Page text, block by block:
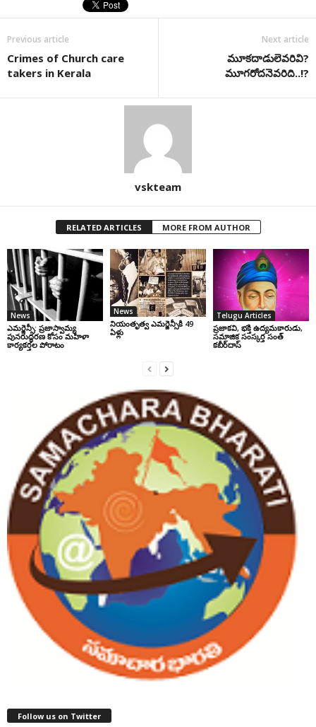
Previous article
Crimes of Church care
takers in Kerala
Next article
మూకదాడులెవరివి?
మూగరోదనెవరిది..!?
vskteam
RELATED ARTICLES MORE FROM AUTHOR
News
ఎమర్జెన్సీ: ప్రజాస్వామ్య
పునరుద్ధరణ కోసం మహిళా
కార్యకర్తల పోరాటం
News
నియంతృత్వ ఎమర్జెన్సీకి 49
ఏళ్లు
Telugu Articles
ప్రజాకవి, భక్తి ఉద్యమకారుడు,
సమాజిక సంస్కర్త సంత్‌
కబీర్‌దాస్‌
Follow us on Twitter